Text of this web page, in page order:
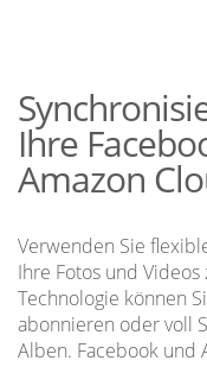
Ihre
Amazon
Verwenden Sie
Ihre Fotos und
Technologie können
abonnieren oder voll
Alben. Facebook und